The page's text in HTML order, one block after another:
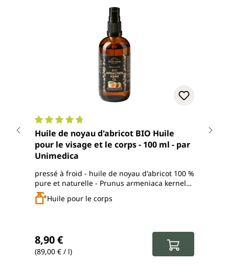
Note moyenne de 4.8 sur 5 étoiles
Huile de noyau d'abricot BIO Huile
pour le visage et le corps - 100 ml - par
Unimedica
pressé à froid - huile de noyau d'abricot 100 %
pure et naturelle - Prunus armeniaca kernel
oil - végane
Huile pour le corps
8,90 €
(89,00 € / l)
Huile